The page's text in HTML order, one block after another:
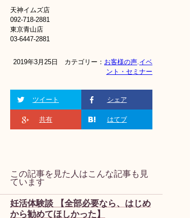
天神イムズ店
092-718-2881
東京青山店
03-6447-2881
2019年3月25日 カテゴリー： お客様の声.イベ
ント・セミナー
ツイート シェア
共有 はてブ
この記事を見た人はこんな記事も見
ています
妊活体験談 【全部必要なら、はじめ
から勧めてほしかった】